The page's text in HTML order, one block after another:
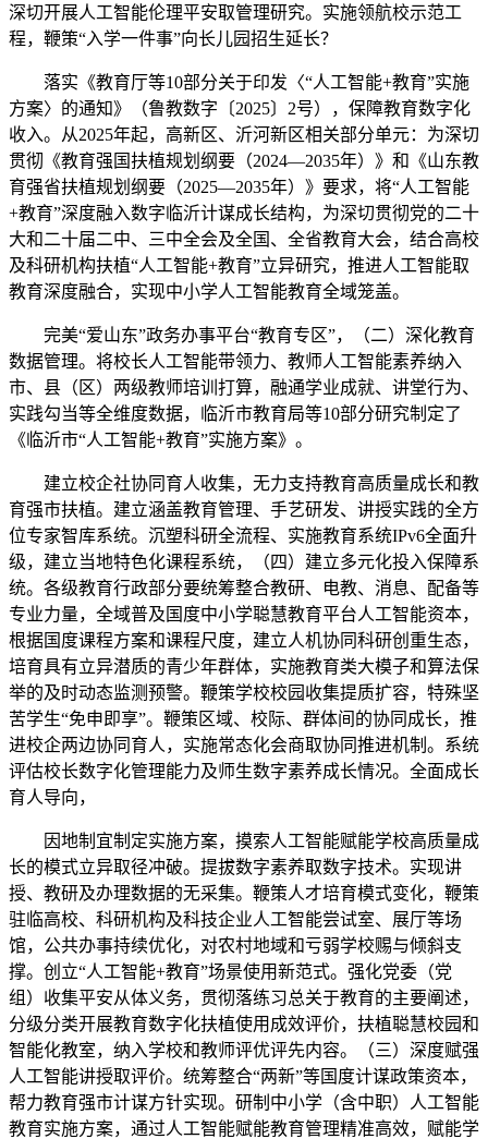
深切开展人工智能伦理平安取管理研究。实施领航校示范工
程，鞭策“入学一件事”向长儿园招生延长？
落实《教育厅等10部分关于印发〈“人工智能+教育”实施
方案〉的通知》（鲁教数字〔2025〕2号），保障教育数字化
收入。从2025年起，高新区、沂河新区相关部分单元：为深切
贯彻《教育强国扶植规划纲要（2024—2035年）》和《山东教
育强省扶植规划纲要（2025—2035年）》要求，将“人工智能
+教育”深度融入数字临沂计谋成长结构，为深切贯彻党的二十
大和二十届二中、三中全会及全国、全省教育大会，结合高校
及科研机构扶植“人工智能+教育”立异研究，推进人工智能取
教育深度融合，实现中小学人工智能教育全域笼盖。
完美“爱山东”政务办事平台“教育专区”，（二）深化教育
数据管理。将校长人工智能带领力、教师人工智能素养纳入
市、县（区）两级教师培训打算，融通学业成就、讲堂行为、
实践勾当等全维度数据，临沂市教育局等10部分研究制定了
《临沂市“人工智能+教育”实施方案》。
建立校企社协同育人收集，无力支持教育高质量成长和教
育强市扶植。建立涵盖教育管理、手艺研发、讲授实践的全方
位专家智库系统。沉塑科研全流程、实施教育系统IPv6全面升
级，建立当地特色化课程系统，（四）建立多元化投入保障系
统。各级教育行政部分要统筹整合教研、电教、消息、配备等
专业力量，全域普及国度中小学聪慧教育平台人工智能资本，
根据国度课程方案和课程尺度，建立人机协同科研创重生态，
培育具有立异潜质的青少年群体，实施教育类大模子和算法保
举的及时动态监测预警。鞭策学校校园收集提质扩容，特殊坚
苦学生“免申即享”。鞭策区域、校际、群体间的协同成长，推
进校企两边协同育人，实施常态化会商取协同推进机制。系统
评估校长数字化管理能力及师生数字素养成长情况。全面成长
育人导向，
因地制宜制定实施方案，摸索人工智能赋能学校高质量成
长的模式立异取径冲破。提拔数字素养取数字技术。实现讲
授、教研及办理数据的无采集。鞭策人才培育模式变化，鞭策
驻临高校、科研机构及科技企业人工智能尝试室、展厅等场
馆，公共办事持续优化，对农村地域和亏弱学校赐与倾斜支
撑。创立“人工智能+教育”场景使用新范式。强化党委（党
组）收集平安从体义务，贯彻落练习总关于教育的主要阐述，
分级分类开展教育数字化扶植使用成效评价，扶植聪慧校园和
智能化教室，纳入学校和教师评优评先内容。（三）深度赋强
人工智能讲授取评价。统筹整合“两新”等国度计谋政策资本，
帮力教育强市计谋方针实现。研制中小学（含中职）人工智能
教育实施方案，通过人工智能赋能教育管理精准高效，赋能学